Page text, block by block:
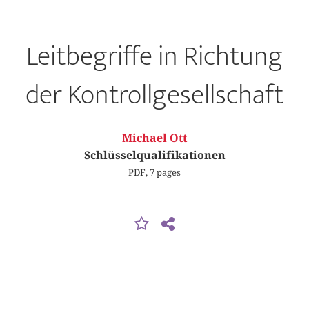
Leitbegriffe in Richtung
der Kontrollgesellschaft
Michael Ott
Schlüsselqualifikationen
PDF, 7 pages